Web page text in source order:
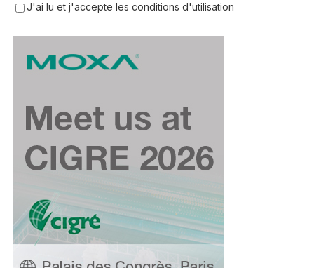
J'ai lu et j'accepte les conditions d'utilisation